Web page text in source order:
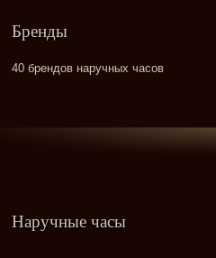
Бренды
40 брендов наручных часов
Наручные часы